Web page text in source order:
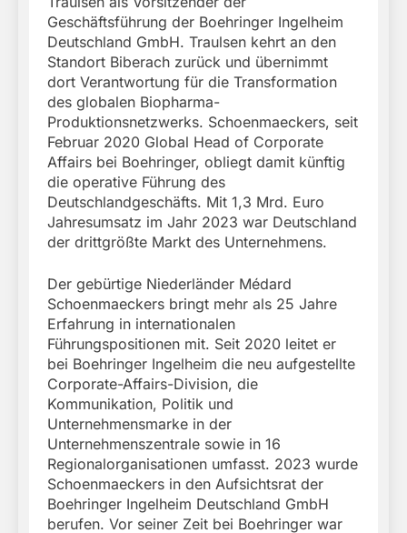
Geschäftsführung der Boehringer Ingelheim
Deutschland GmbH. Traulsen kehrt an den
Standort Biberach zurück und übernimmt
dort Verantwortung für die Transformation
des globalen Biopharma-
Produktionsnetzwerks. Schoenmaeckers, seit
Februar 2020 Global Head of Corporate
Affairs bei Boehringer, obliegt damit künftig
die operative Führung des
Deutschlandgeschäfts. Mit 1,3 Mrd. Euro
Jahresumsatz im Jahr 2023 war Deutschland
der drittgrößte Markt des Unternehmens.
Der gebürtige Niederländer Médard
Schoenmaeckers bringt mehr als 25 Jahre
Erfahrung in internationalen
Führungspositionen mit. Seit 2020 leitet er
bei Boehringer Ingelheim die neu aufgestellte
Corporate-Affairs-Division, die
Kommunikation, Politik und
Unternehmensmarke in der
Unternehmenszentrale sowie in 16
Regionalorganisationen umfasst. 2023 wurde
Schoenmaeckers in den Aufsichtsrat der
Boehringer Ingelheim Deutschland GmbH
berufen. Vor seiner Zeit bei Boehringer war